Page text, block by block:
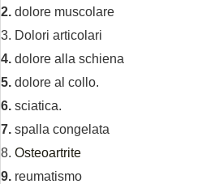
2. dolore muscolare
3. Dolori articolari
4. dolore alla schiena
5. dolore al collo.
6. sciatica.
7. spalla congelata
8. Osteoartrite
9. reumatismo